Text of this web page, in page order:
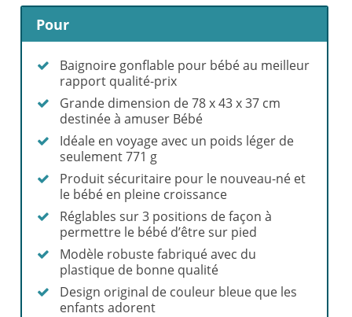
Pour
Baignoire gonflable pour bébé au meilleur
rapport qualité-prix
Grande dimension de 78 x 43 x 37 cm
destinée à amuser Bébé
Idéale en voyage avec un poids léger de
seulement 771 g
Produit sécuritaire pour le nouveau-né et
le bébé en pleine croissance
Réglables sur 3 positions de façon à
permettre le bébé d’être sur pied
Modèle robuste fabriqué avec du
plastique de bonne qualité
Design original de couleur bleue que les
enfants adorent